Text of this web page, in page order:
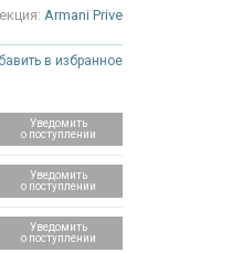
Armani Prive
в избранное
Уведомить
о поступлении
Уведомить
о поступлении
Уведомить
о поступлении